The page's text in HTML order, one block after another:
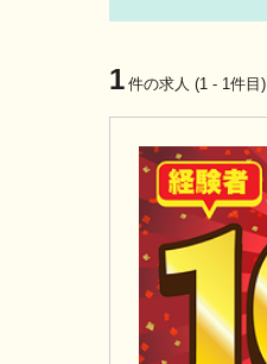
1 件の求人 (1 - 1件目)